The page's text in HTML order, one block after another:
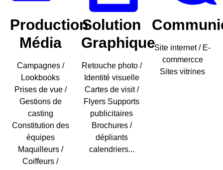
Production
Média
Campagnes /
Lookbooks
Prises de vue /
Gestions de
casting
Constitution des
équipes
Maquilleurs /
Coiffeurs /
Solution
Graphique
Retouche photo /
Identité visuelle
Cartes de visit /
Flyers Supports
publicitaires
Brochures /
dépliants
calendriers...
Site internet / E-
commercce
Sites vitrines